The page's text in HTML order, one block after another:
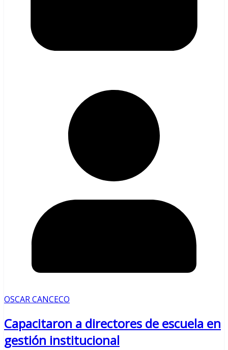
OSCAR CANCECO
Capacitaron a directores de escuela en
gestión institucional